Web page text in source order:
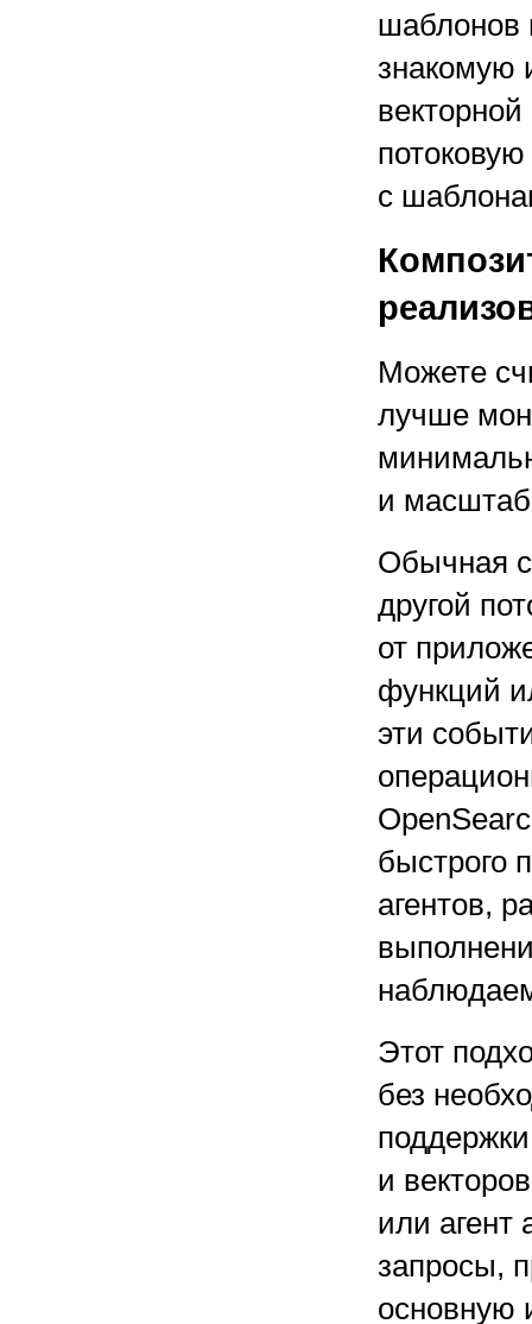
шаблонов
знакомую
с
Можете
лучше
и
Обычная
другой
от
функций
эти
быстрого
агентов,
Этот
без
и
или агент
запросы,
основную